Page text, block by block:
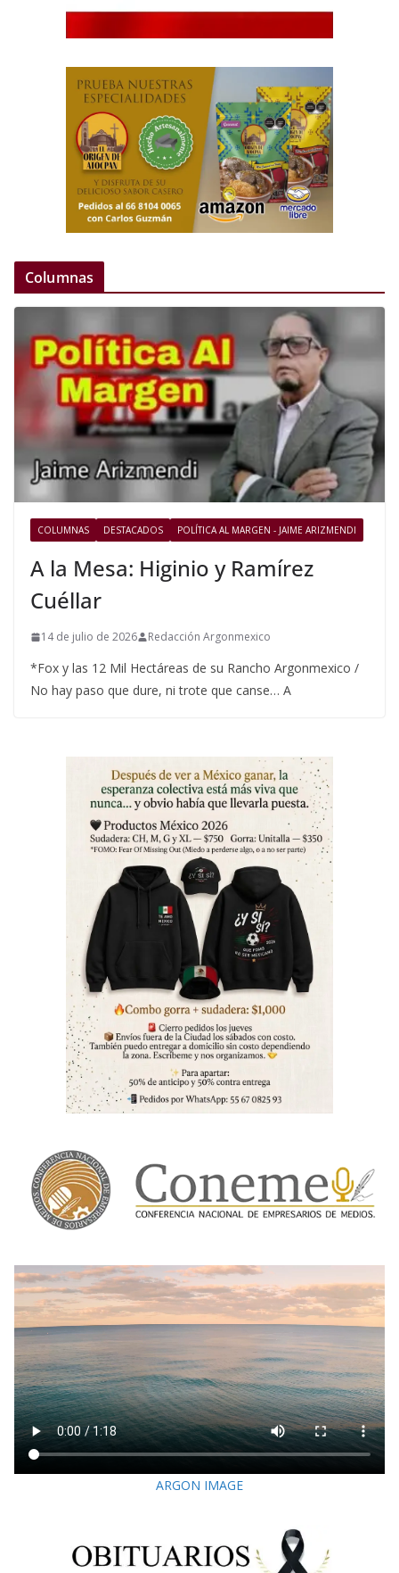
Columnas
COLUMNAS DESTACADOS POLÍTICA AL MARGEN - JAIME ARIZMENDI
A la Mesa: Higinio y Ramírez
Cuéllar
14 de julio de 2026 Redacción Argonmexico
*Fox y las 12 Mil Hectáreas de su Rancho Argonmexico /
No hay paso que dure, ni trote que canse… A
ARGON IMAGE